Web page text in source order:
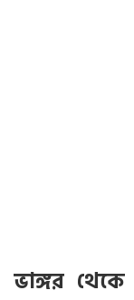
ভাঙ্গর